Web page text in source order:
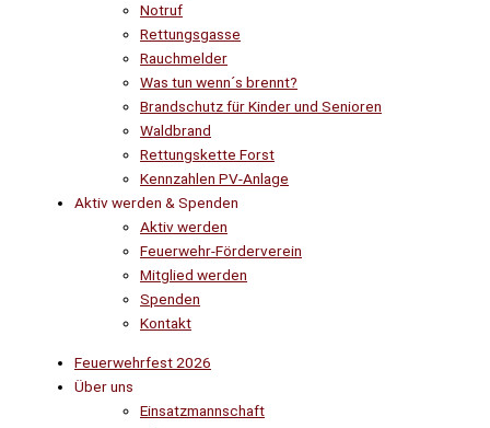
Notruf
Rettungsgasse
Rauchmelder
Was tun wenn´s brennt?
Brandschutz für Kinder und Senioren
Waldbrand
Rettungskette Forst
Kennzahlen PV-Anlage
Aktiv werden & Spenden
Aktiv werden
Feuerwehr-Förderverein
Mitglied werden
Spenden
Kontakt
Feuerwehrfest 2026
Über uns
Einsatzmannschaft